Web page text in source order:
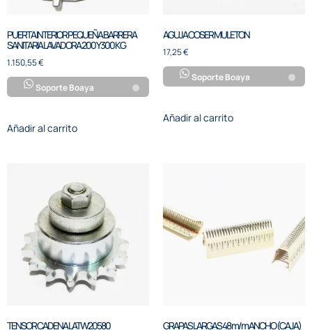
PUERTA INTERIOR PEQUEÑA BARRERA
SANITARIA LAVADORA 200 Y 300 KG
1.150,55€
Soporte Boaya
Añadir al carrito
AGUJA COSER MULETON
17,25€
Soporte Boaya
Añadir al carrito
TENSOR CADENA LATW20580 GRAPAS LARGAS 48 m/m ANCHO (CAJA)